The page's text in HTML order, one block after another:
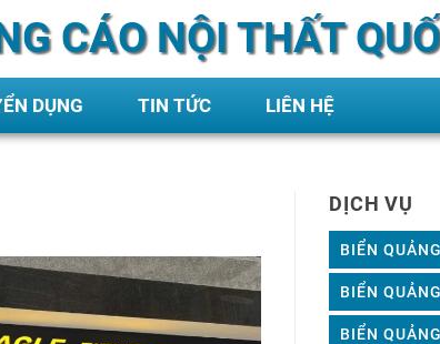
CÁO NỘI THẤT
DỤNG TIN TỨC LIÊN HỆ
DỊCH VỤ
BIỂN
BIỂN
BIỂN